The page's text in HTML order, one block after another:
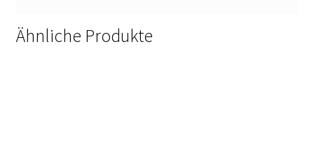
Ähnliche Produkte